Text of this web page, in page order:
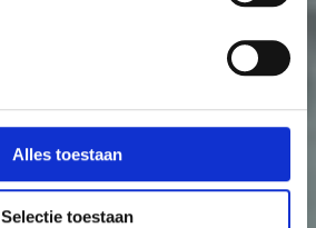
Alles toestaan
Selectie toestaan